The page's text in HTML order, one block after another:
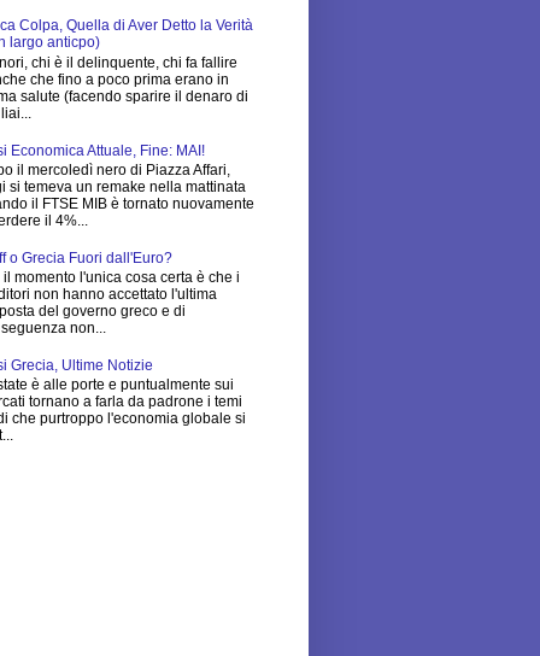
Colpa, Quella di Aver Detto la Verità
largo anticpo)
chi è il delinquente, chi fa fallire
che fino a poco prima erano in
salute (facendo sparire il denaro di
Economica Attuale, Fine: MAI!
il mercoledì nero di Piazza Affari,
si temeva un remake nella mattinata
il FTSE MIB è tornato nuovamente
il 4%...
o Grecia Fuori dall'Euro?
il momento l'unica cosa certa è che i
non hanno accettato l'ultima
del governo greco e di
non...
Grecia, Ultime Notizie
è alle porte e puntualmente sui
tornano a farla da padrone i temi
che purtroppo l'economia globale si